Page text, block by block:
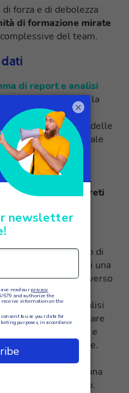
forza e di debolezza
di formazione mirate
del team.
di report e analisi
customer care e la
mostrare
medio di gestione delle
cliente, la percentuale
e molto altro
alle aziende di
il progresso nel
su dati concreti
customer care.
appieno il concetto di
quotidiano di una
center. Attraverso
con i clienti, la
personale e l’analisi
aziende di identificare
un feedback mirato e
del cliente.
offrire
e costruire una
qualità del servizio.
×